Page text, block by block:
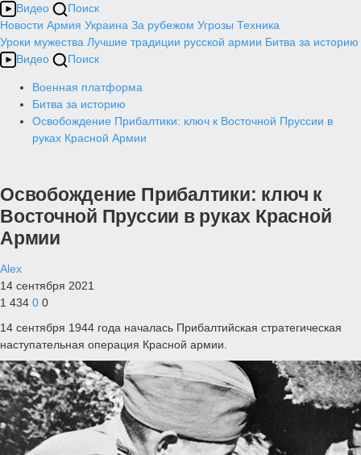
Видео
Поиск
Новости Армия Украина За рубежом Угрозы Техника
Уроки мужества Лучшие традиции русской армии Битва за историю
Видео
Поиск
Военная платформа
Битва за историю
Освобождение Прибалтики: ключ к Восточной Пруссии в
руках Красной Армии
Освобождение Прибалтики: ключ к
Восточной Пруссии в руках Красной
Армии
Alex
14 сентября 2021
1 434 0 0
14 сентября 1944 года началась Прибалтийская стратегическая
наступательная операция Красной армии.